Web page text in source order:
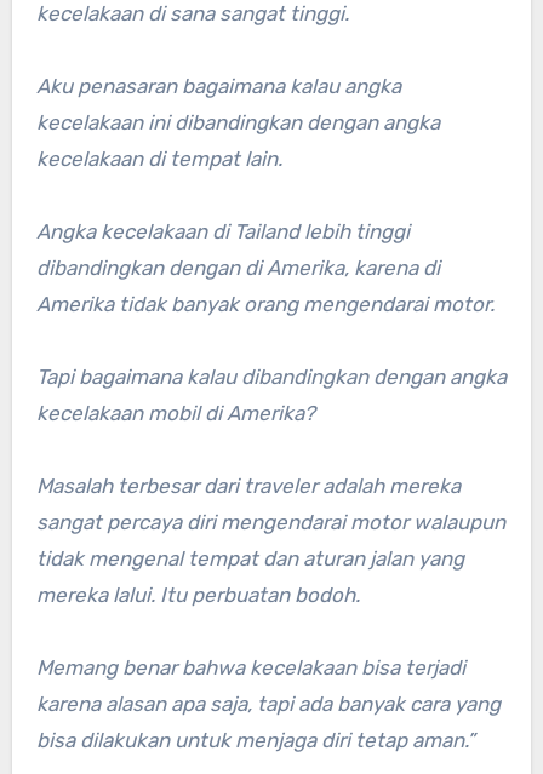
kecelakaan di sana sangat tinggi.
Aku penasaran bagaimana kalau angka
kecelakaan ini dibandingkan dengan angka
kecelakaan di tempat lain.
Angka kecelakaan di Tailand lebih tinggi
dibandingkan dengan di Amerika, karena di
Amerika tidak banyak orang mengendarai motor.
Tapi bagaimana kalau dibandingkan dengan angka
kecelakaan mobil di Amerika?
Masalah terbesar dari traveler adalah mereka
sangat percaya diri mengendarai motor walaupun
tidak mengenal tempat dan aturan jalan yang
mereka lalui. Itu perbuatan bodoh.
Memang benar bahwa kecelakaan bisa terjadi
karena alasan apa saja, tapi ada banyak cara yang
bisa dilakukan untuk menjaga diri tetap aman.”